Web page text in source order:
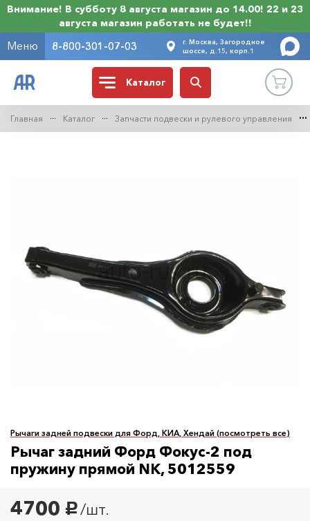
Внимание! В субботу 8 августа магазин до 14.00! 22 и 23
августа магазин работать не будет!!
Меню 8-800-301-07-03
г. Москва, Загородное
шоссе, д.15, корп.1
Каталог
Главная Каталог Запчасти подвески и рулевого управления
Рычаги задней подвески для Форд, КИА, Хендай (посмотреть все)
Рычаг задний Форд Фокус-2 под
пружину прямой NK, 5012559
4700 руб. /шт.